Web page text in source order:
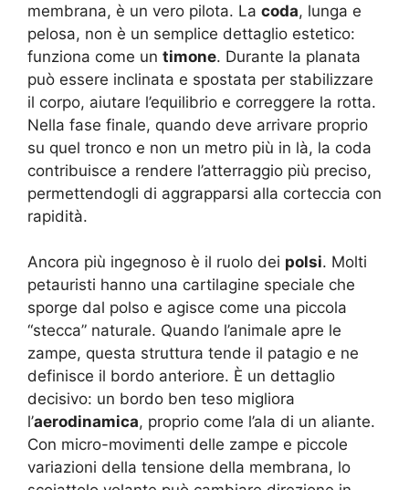
membrana, è un vero pilota. La coda, lunga e
pelosa, non è un semplice dettaglio estetico:
funziona come un timone. Durante la planata
può essere inclinata e spostata per stabilizzare
il corpo, aiutare l’equilibrio e correggere la rotta.
Nella fase finale, quando deve arrivare proprio
su quel tronco e non un metro più in là, la coda
contribuisce a rendere l’atterraggio più preciso,
permettendogli di aggrapparsi alla corteccia con
rapidità.
Ancora più ingegnoso è il ruolo dei polsi. Molti
petauristi hanno una cartilagine speciale che
sporge dal polso e agisce come una piccola
“stecca” naturale. Quando l’animale apre le
zampe, questa struttura tende il patagio e ne
definisce il bordo anteriore. È un dettaglio
decisivo: un bordo ben teso migliora
l’aerodinamica, proprio come l’ala di un aliante.
Con micro-movimenti delle zampe e piccole
variazioni della tensione della membrana, lo